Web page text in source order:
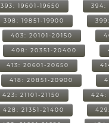
393: 19601-19650 394:
398: 19851-19900
403: 20101-20150
408: 20351-20400
413: 20601-20650
418: 20851-20900
423: 21101-21150 424:
428: 21351-21400